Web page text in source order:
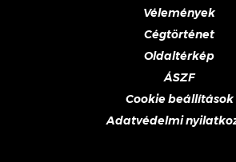
Vélemények
Cégtörténet
Oldaltérkép
ÁSZF
Cookie beállítások
Adatvédelmi